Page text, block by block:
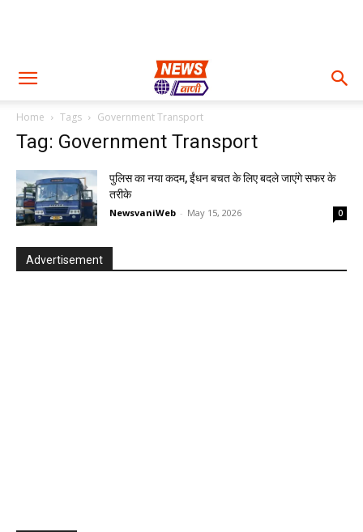
Home Tags Government Transport
Tag: Government Transport
पुलिस का नया कदम, ईंधन बचत के लिए बदले जाएंगे सफर के
तरीके
NewsvaniWeb - May 15, 2026 0
Advertisement